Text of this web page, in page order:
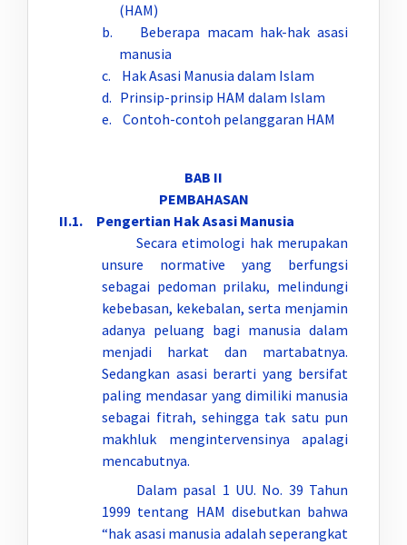
(HAM)
b. Beberapa macam hak-hak asasi
manusia
c. Hak Asasi Manusia dalam Islam
d. Prinsip-prinsip HAM dalam Islam
e. Contoh-contoh pelanggaran HAM
BAB II
PEMBAHASAN
II.1. Pengertian Hak Asasi Manusia
Secara etimologi hak merupakan
unsure normative yang berfungsi
sebagai pedoman prilaku, melindungi
kebebasan, kekebalan, serta menjamin
adanya peluang bagi manusia dalam
menjadi harkat dan martabatnya.
Sedangkan asasi berarti yang bersifat
paling mendasar yang dimiliki manusia
sebagai fitrah, sehingga tak satu pun
makhluk mengintervensinya apalagi
mencabutnya.
Dalam pasal 1 UU. No. 39 Tahun
1999 tentang HAM disebutkan bahwa
“hak asasi manusia adalah seperangkat